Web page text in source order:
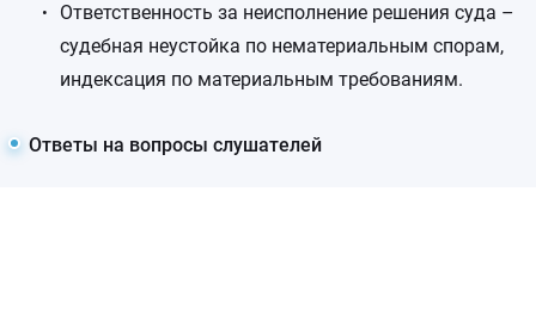
Ответственность за неисполнение решения суда –
судебная неустойка по нематериальным спорам,
индексация по материальным требованиям.
Ответы на вопросы слушателей